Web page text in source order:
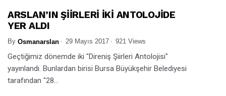
GENEL HABERLER
ARSLAN’IN ŞİİRLERİ İKİ ANTOLOJİDE
YER ALDI
By Osmanarslan 29 Mayıs 2017 921 Views
Geçtiğimiz dönemde iki "Direniş Şiirleri Antolojisi"
yayınlandı. Bunlardan birisi Bursa Büyükşehir Belediyesi
tarafından "28...